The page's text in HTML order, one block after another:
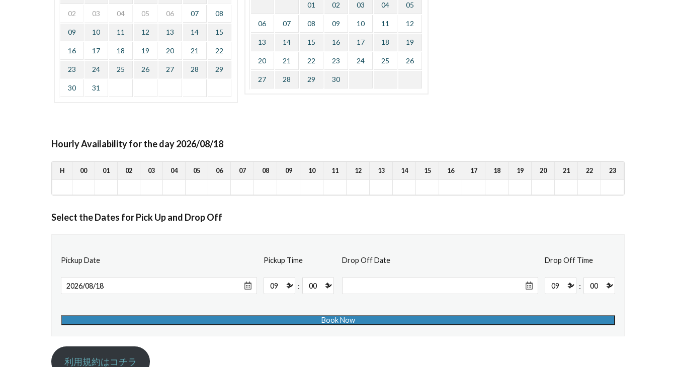
02 03 04 05 06 07 08
09 10 11 12 13 14 15
16 17 18 19 20 21 22
23 24 25 26 27 28 29
30 31
01 02 03 04 05
06 07 08 09 10 11 12
13 14 15 16 17 18 19
20 21 22 23 24 25 26
27 28 29 30
Hourly Availability for the day 2026/08/18
H 00 01 02 03 04 05 06 07 08 09 10 11 12 13 14 15 16 17 18 19 20 21 22 23
Select the Dates for Pick Up and Drop Off
Pickup Date Pickup Time
:
Drop Off Date Drop Off Time
:
利用規約はコチラ